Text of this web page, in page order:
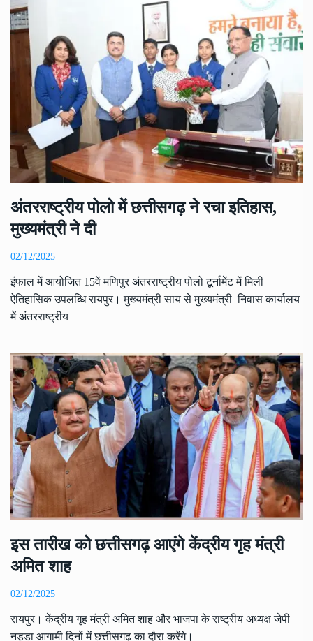
अंतरराष्ट्रीय पोलो में छत्तीसगढ़ ने रचा इतिहास,
मुख्यमंत्री ने दी
02/12/2025
इंफाल में आयोजित 15वें मणिपुर अंतरराष्ट्रीय पोलो टूर्नामेंट में मिली
ऐतिहासिक उपलब्धि रायपुर। मुख्यमंत्री साय से मुख्यमंत्री निवास कार्यालय
में अंतरराष्ट्रीय
इस तारीख को छत्तीसगढ़ आएंगे केंद्रीय गृह मंत्री
अमित शाह
02/12/2025
रायपुर। केंद्रीय गृह मंत्री अमित शाह और भाजपा के राष्ट्रीय अध्यक्ष जेपी
नड्डा आगामी दिनों में छत्तीसगढ़ का दौरा करेंगे।